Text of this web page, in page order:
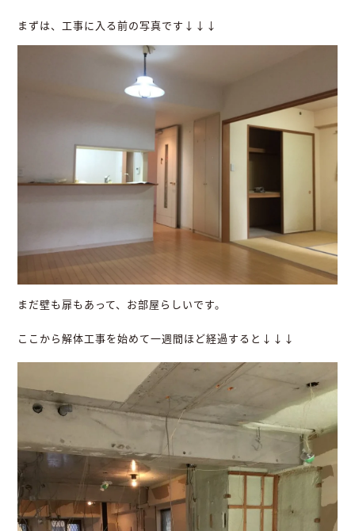
まずは、工事に入る前の写真です↓↓↓
まだ壁も扉もあって、お部屋らしいです。
ここから解体工事を始めて一週間ほど経過すると↓↓↓